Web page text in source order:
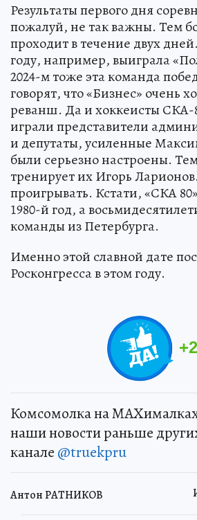
Результаты первого дня
пожалуй, не так важны. Тем
проходит в течение двух
году, например, выиграла
2024-м тоже эта команда
говорят, что «Бизнес» очень
реванш. Да и хоккеисты СКА-
играли представители
и депутаты, усиленные
были серьезно настроены.
тренирует их Игорь
проигрывать. Кстати, «СКА
1980-й год, а
команды из Петербурга.
Именно этой славной дате
Росконгресса в этом году.
+2
Комсомолка на
наши новости раньше
канале @truekpru
Антон РАТНИКОВ